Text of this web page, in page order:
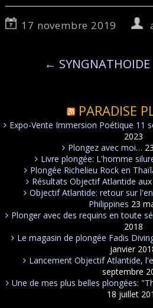
17 novembre 2019
← SYNGNATHOIDE
PARADISE
Expo-Vente Immersion Poétique 11
2023
Plongez avec moi…
Livre plongée: L'homme
Plongée Richelieu Rock en
Résultats Objectif Atlantide
Objectif Atlantide: retour sur
Philippines 23
Plonger avec des requins en toute
2018
Le magasin de plongée Fadis
janvier
Lancement Objectif Atlantide,
septembre
Une de mes plus belles plongées:
18 juillet